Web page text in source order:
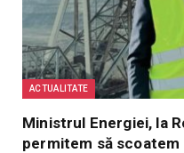
ACTUALITATE
Ministrul Energiei, la
permitem să